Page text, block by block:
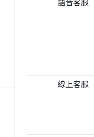
線上客服